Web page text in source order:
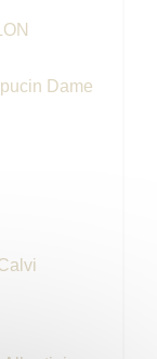
Dame